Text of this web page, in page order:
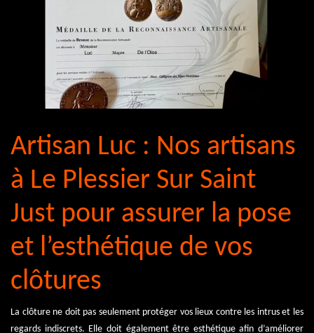
Artisan Luc : Nos artisans
à Le Plessier Sur Saint
Just pour assurer la pose
et l’esthétique de vos
clôtures
La clôture ne doit pas seulement protéger vos lieux contre les intrus et les
regards indiscrets. Elle doit également être esthétique afin d’améliorer